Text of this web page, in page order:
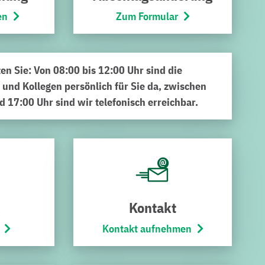
Stadt-Tor. Was vor sieben Jahren mit 50
kulturelle Leben rund um den Bruchsaler Bergfried.
im Kraichgau etabliert.
Live-Bands aus der Region und ganz Deutschland (s.u.)
Musikprogramm bringt Generationen zusammen
in den Bürgerpark ein. Bei Kinderschminken,
Die Älteren messen sich beim Fußball-Dart
Zum Formular
Sie: Von 08:00 bis 12:00 Uhr sind die
Kollegen persönlich für Sie da, zwischen
17:00 Uhr sind wir telefonisch erreichbar.
Kontakt
Kontakt aufnehmen